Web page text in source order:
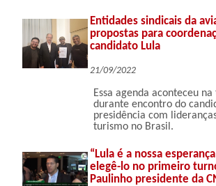
Entidades sindicais da
propostas para
candidato Lula
21/09/2022
Essa agenda aconteceu
durante encontro do
presidência com
turismo no Brasil.
“Lula é a nossa
elegê-lo no primeiro
Paulinho presidente da